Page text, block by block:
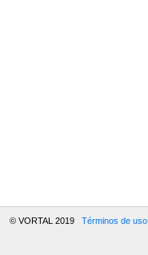
© VORTAL 2019 Términos de uso